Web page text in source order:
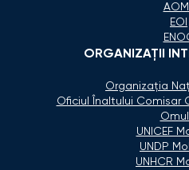
EOI
ORGANIZAŢII
Organizaţia
Oficiul Înaltului Comisar
UNICEF
UNDP
UNHCR